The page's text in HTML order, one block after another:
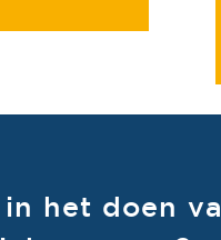
het doen